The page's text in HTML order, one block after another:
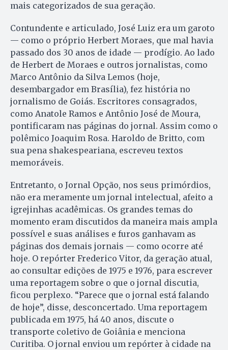
mais categorizados de sua geração.
Contundente e articulado, José Luiz era um garoto
— como o próprio Herbert Moraes, que mal havia
passado dos 30 anos de idade — prodígio. Ao lado
de Herbert de Moraes e outros jornalistas, como
Marco Antônio da Silva Lemos (hoje,
desembargador em Brasília), fez história no
jornalismo de Goiás. Escritores consagrados,
como Anatole Ramos e Antônio José de Moura,
pontificaram nas páginas do jornal. Assim como o
polêmico Joaquim Rosa. Haroldo de Britto, com
sua pena shakespeariana, escreveu textos
memoráveis.
Entretanto, o Jornal Opção, nos seus primórdios,
não era meramente um jornal intelectual, afeito a
igrejinhas acadêmicas. Os grandes temas do
momento eram discutidos da maneira mais ampla
possível e suas análises e furos ganhavam as
páginas dos demais jornais — como ocorre até
hoje. O repórter Frederico Vitor, da geração atual,
ao consultar edições de 1975 e 1976, para escrever
uma reportagem sobre o que o jornal discutia,
ficou perplexo. “Parece que o jornal está falando
de hoje”, disse, desconcertado. Uma reportagem
publicada em 1975, há 40 anos, discute o
transporte coletivo de Goiânia e menciona
Curitiba. O jornal enviou um repórter à cidade na